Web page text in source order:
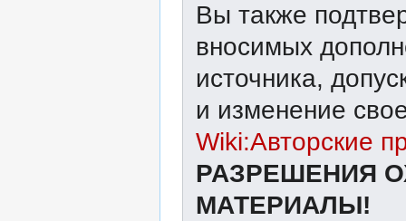
Вы также
вносимых
источника,
и изменение
Wiki:Авторские
РАЗРЕШЕНИЯ
МАТЕРИАЛЫ!